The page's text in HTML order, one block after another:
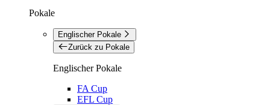
Pokale
Englischer Pokale
Zurück zu Pokale
Englischer Pokale
FA Cup
EFL Cup